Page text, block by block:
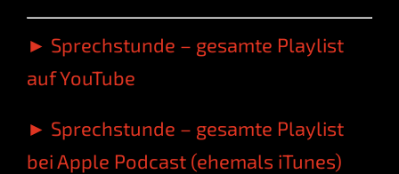
► Sprechstunde – gesamte Playlist
auf YouTube
► Sprechstunde – gesamte Playlist
bei Apple Podcast (ehemals iTunes)